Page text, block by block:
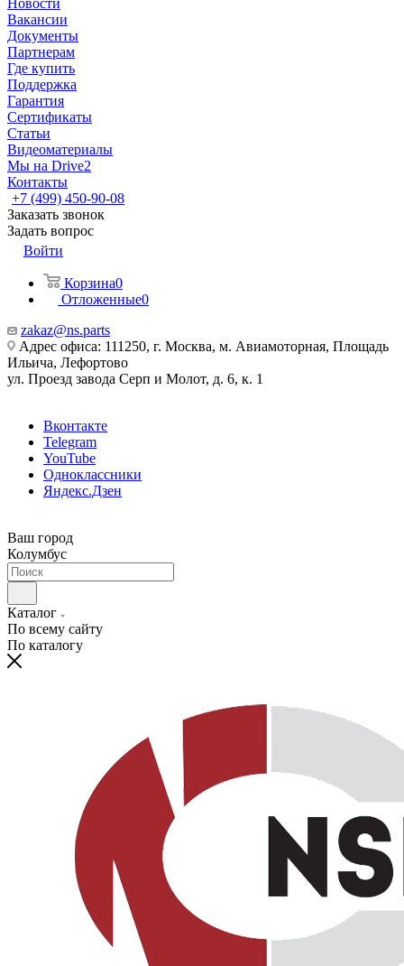
Новости
Вакансии
Документы
Партнерам
Где купить
Поддержка
Гарантия
Сертификаты
Статьи
Видеоматериалы
Мы на Drive2
Контакты
+7 (499) 450-90-08
Заказать звонок
Задать вопрос
Войти
Корзина0
Отложенные0
zakaz@ns.parts
Адрес офиса: 111250, г. Москва, м. Авиамоторная, Площадь
Ильича, Лефортово
ул. Проезд завода Серп и Молот, д. 6, к. 1
Вконтакте
Telegram
YouTube
Одноклассники
Яндекс.Дзен
Ваш город
Колумбус
Каталог
По всему сайту
По каталогу